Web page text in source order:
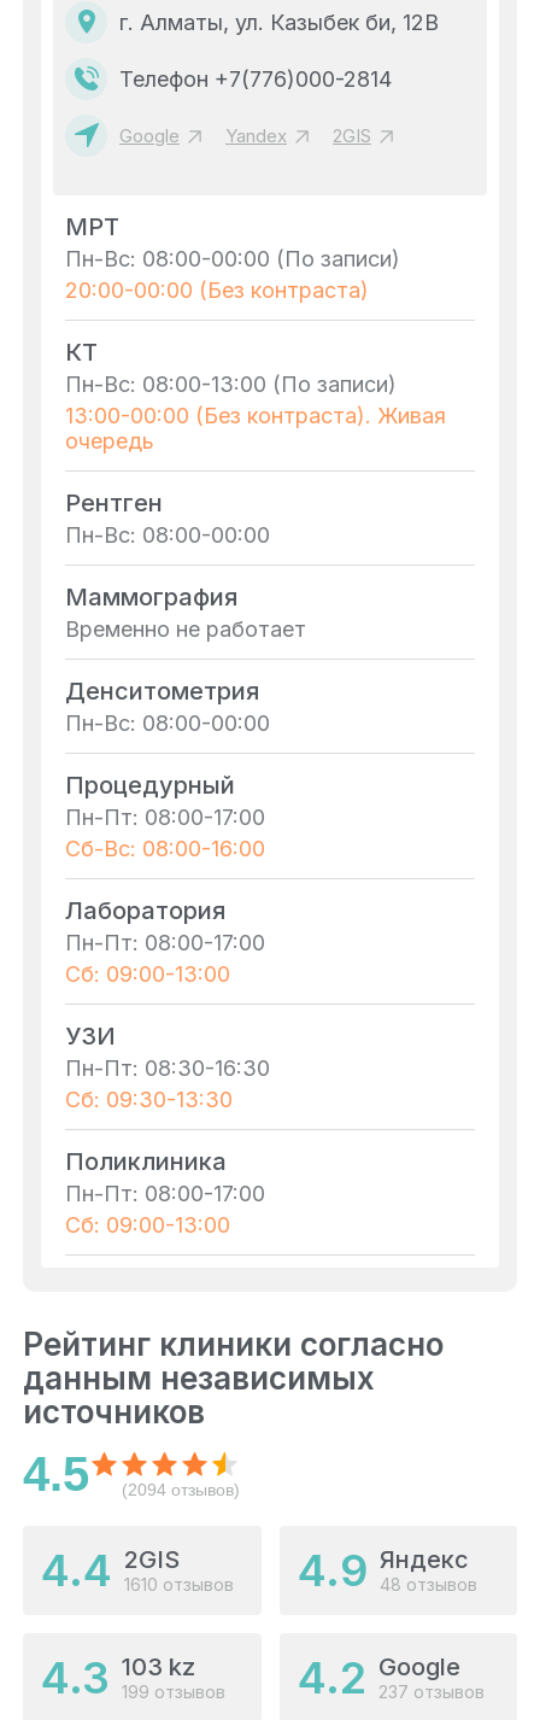
г. Алматы, ул. Казыбек би, 12В
Телефон +7(776)000-2814
Google Yandex 2GIS
МРТ
Пн-Вс: 08:00-00:00 (По записи)
20:00-00:00 (Без контраста)
КТ
Пн-Вс: 08:00-13:00 (По записи)
13:00-00:00 (Без контраста). Живая
очередь
Рентген
Пн-Вс: 08:00-00:00
Маммография
Временно не работает
Денситометрия
Пн-Вс: 08:00-00:00
Процедурный
Пн-Пт: 08:00-17:00
Сб-Вс: 08:00-16:00
Лаборатория
Пн-Пт: 08:00-17:00
Сб: 09:00-13:00
УЗИ
Пн-Пт: 08:30-16:30
Сб: 09:30-13:30
Поликлиника
Пн-Пт: 08:00-17:00
Сб: 09:00-13:00
Рейтинг клиники согласно
данным независимых
источников
4.5 (2094 отзывов)
4.4 2GIS
1610 отзывов 4.9 Яндекс
48 отзывов
4.3 103 kz
199 отзывов 4.2 Google
237 отзывов